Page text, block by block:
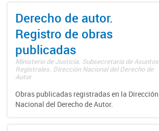
Derecho de autor.
Registro de obras
publicadas
Ministerio de Justicia. Subsecretaría de Asuntos
Registrales. Dirección Nacional del Derecho de
Autor
Obras publicadas registradas en la Dirección
Nacional del Derecho de Autor.